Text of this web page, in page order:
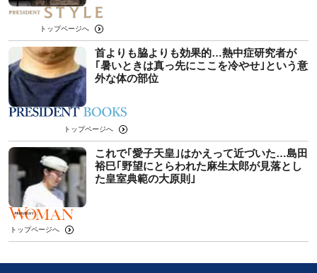
トップページへ
首よりも脇よりも効果的…熱中症研究者が
｢暑いときは真っ先にここを冷やせ｣という意
外な体の部位
トップページへ
これで｢愛子天皇｣はかえって近づいた…島田
裕巳｢野望にとらわれた麻生太郎が見落とし
た皇室典範の大原則｣
トップページへ